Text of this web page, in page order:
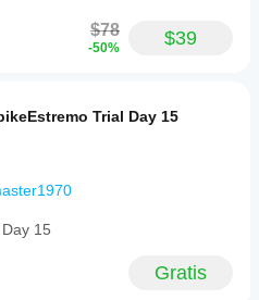
$78
-50% $39
Trial Day 15
15
Gratis